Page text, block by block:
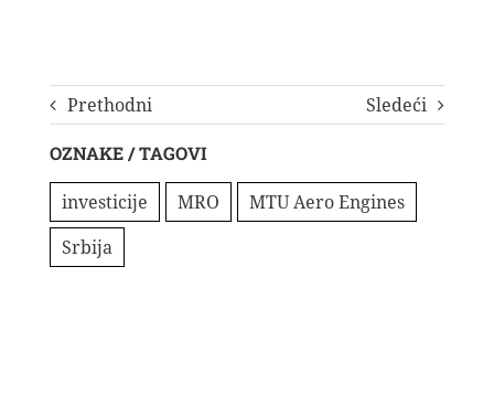
Prethodni Sledeći
OZNAKE / TAGOVI
investicije MRO
MTU Aero Engines
Srbija